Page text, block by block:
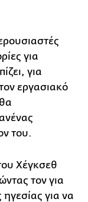
για
για
εργασιακό
του.
Χέγκσεθ
τον για
για να